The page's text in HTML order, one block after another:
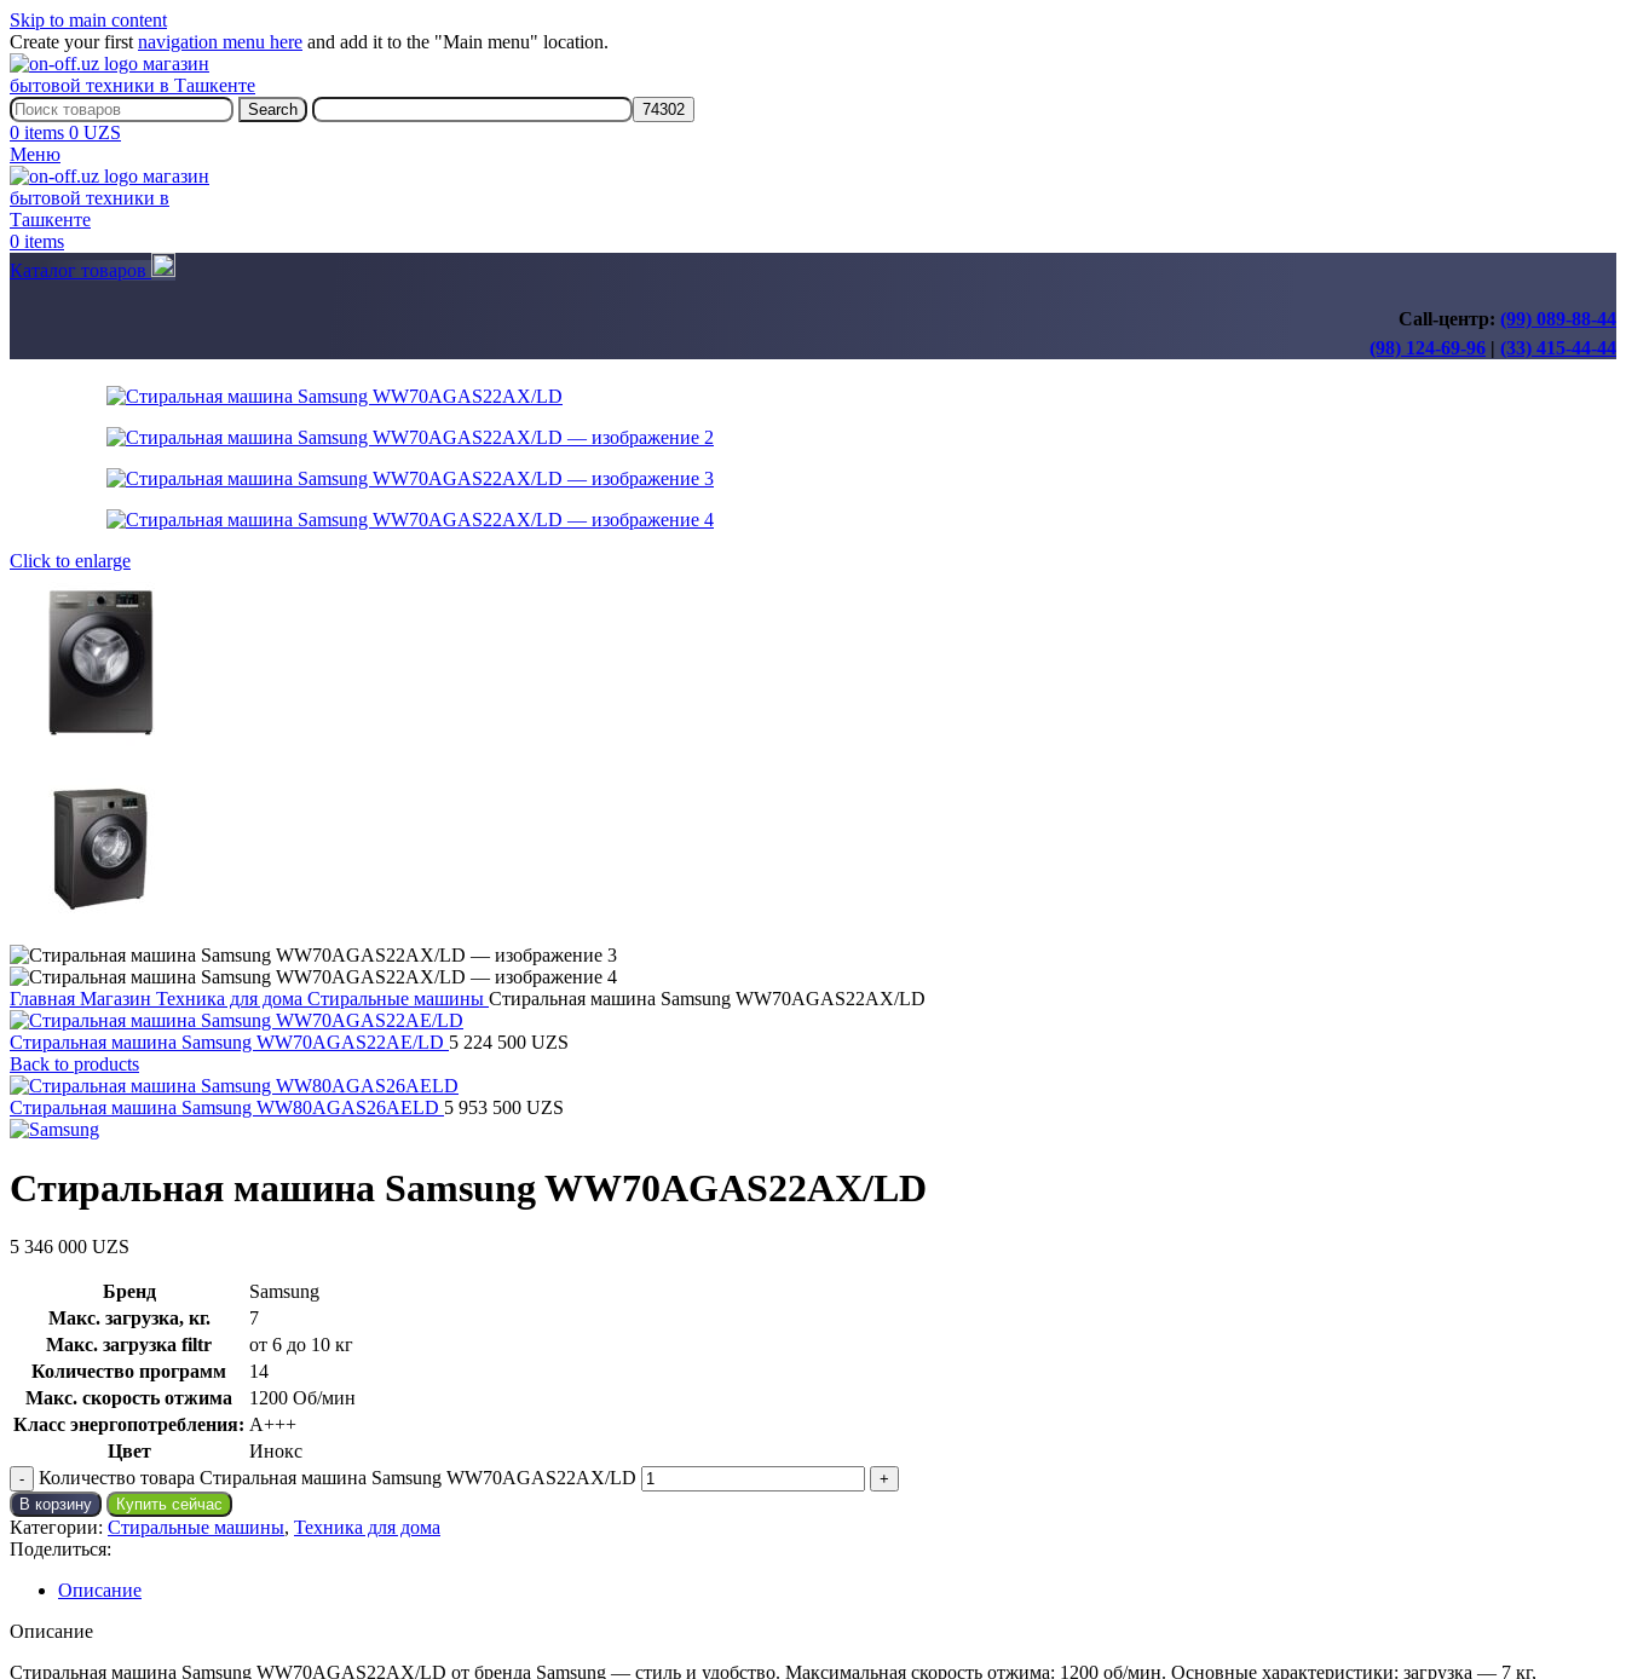
Skip to main content
Create your first navigation menu here and add it to the "Main menu" location.
Search
0 items 0 UZS
Меню
0 items
Каталог товаров
Call-центр: (99) 089-88-44
(98) 124-69-96 | (33) 415-44-44
Click to enlarge
Главная Магазин Техника для дома Стиральные машины Стиральная машина Samsung WW70AGAS22AX/LD
Стиральная машина Samsung WW70AGAS22AE/LD 5 224 500 UZS
Back to products
Стиральная машина Samsung WW80AGAS26AELD 5 953 500 UZS
Стиральная машина Samsung WW70AGAS22AX/LD
5 346 000 UZS
Бренд
Samsung
Макс. загрузка, кг.
7
Макс. загрузка filtr
от 6 до 10 кг
Количество программ
14
Макс. скорость отжима
1200 Об/мин
Класс энергопотребления: A+++
Цвет
Инокс
Количество товара Стиральная машина Samsung WW70AGAS22AX/LD
В корзину Купить сейчас
Категории: Стиральные машины, Техника для дома
Поделиться:
Описание
Описание
Стиральная машина Samsung WW70AGAS22AX/LD от бренда Samsung — стиль и удобство. Максимальная скорость отжима: 1200 об/мин. Основные характеристики: загрузка — 7 кг,